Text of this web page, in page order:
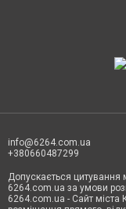
info@6264.com.ua
+380660487299
Допускається цитування
6264.com.ua за умови
6264.com.ua - Сайт міста